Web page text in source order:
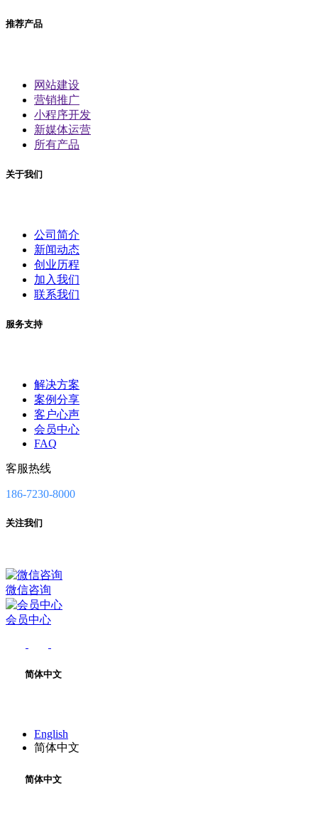
推荐产品
网站建设
营销推广
小程序开发
新媒体运营
所有产品
关于我们
公司简介
新闻动态
创业历程
加入我们
联系我们
服务支持
解决方案
案例分享
客户心声
会员中心
FAQ
客服热线
186-7230-8000
关注我们
微信咨询
会员中心
简体中文
English
简体中文
简体中文